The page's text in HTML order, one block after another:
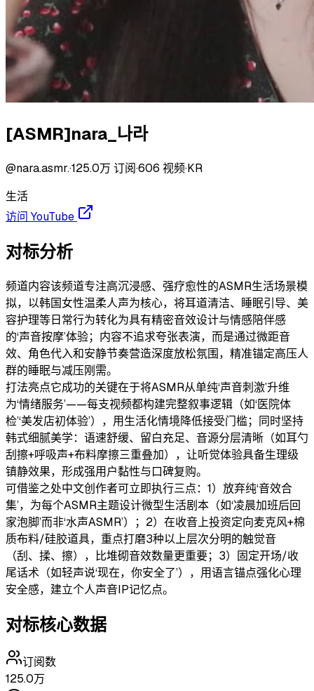
[ASMR]nara_나라
@nara.asmr.·125.0万 订阅·606 视频·KR
生活
访问 YouTube
对标分析
频道内容该频道专注高沉浸感、强疗愈性的ASMR生活场景模
拟，以韩国女性温柔人声为核心，将耳道清洁、睡眠引导、美
容护理等日常行为转化为具有精密音效设计与情感陪伴感
的‘声音按摩’体验；内容不追求夸张表演，而是通过微距音
效、角色代入和安静节奏营造深度放松氛围，精准锚定高压人
群的睡眠与减压刚需。
打法亮点它成功的关键在于将ASMR从单纯‘声音刺激’升维
为‘情绪服务’——每支视频都构建完整叙事逻辑（如‘医院体
检’‘美发店初体验’），用生活化情境降低接受门槛；同时坚持
韩式细腻美学：语速舒缓、留白充足、音源分层清晰（如耳勺
刮擦+呼吸声+布料摩擦三重叠加），让听觉体验具备生理级
镇静效果，形成强用户黏性与口碑复购。
可借鉴之处中文创作者可立即执行三点：1）放弃纯‘音效合
集’，为每个ASMR主题设计微型生活剧本（如‘凌晨加班后回
家泡脚’而非‘水声ASMR’）；2）在收音上投资定向麦克风+棉
质布料/硅胶道具，重点打磨3种以上层次分明的触觉音
（刮、揉、擦），比堆砌音效数量更重要；3）固定开场/收
尾话术（如轻声说‘现在，你安全了’），用语言锚点强化心理
安全感，建立个人声音IP记忆点。
对标核心数据
订阅数
125.0万